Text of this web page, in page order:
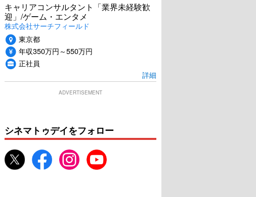
キャリアコンサルタント「業界未経験歓
迎」/ゲーム・エンタメ
株式会社サーチフィールド
東京都
年収350万円～550万円
正社員
詳細
ADVERTISEMENT
シネマトゥデイをフォロー